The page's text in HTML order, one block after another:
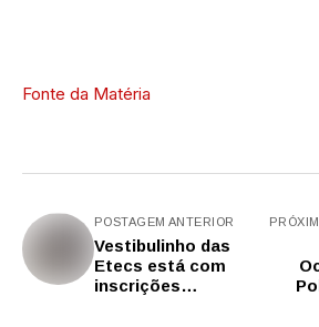
Fonte da Matéria
POSTAGEM ANTERIOR
Vestibulinho das
Etecs está com
inscrições